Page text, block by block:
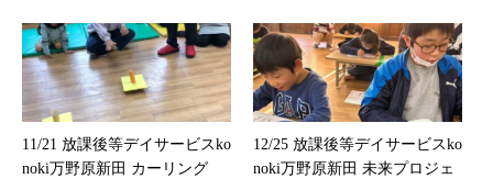
11/21 放課後等デイサービスko
noki万野原新田 カーリング
12/25 放課後等デイサービスko
noki万野原新田 未来プロジェ